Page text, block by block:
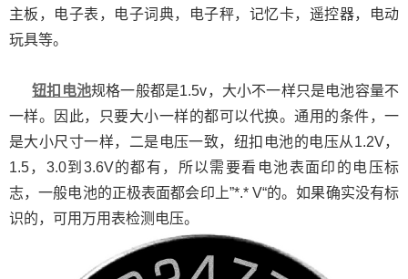
主板，电子表，电子词典，电子秤，记忆卡，遥控器，电动
玩具等。
钮扣电池规格一般都是1.5v，大小不一样只是电池容量不
一样。因此，只要大小一样的都可以代换。通用的条件，一
是大小尺寸一样，二是电压一致，纽扣电池的电压从1.2V，
1.5，3.0到3.6V的都有，所以需要看电池表面印的电压标
志，一般电池的正极表面都会印上”*.* V“的。如果确实没有标
识的，可用万用表检测电压。